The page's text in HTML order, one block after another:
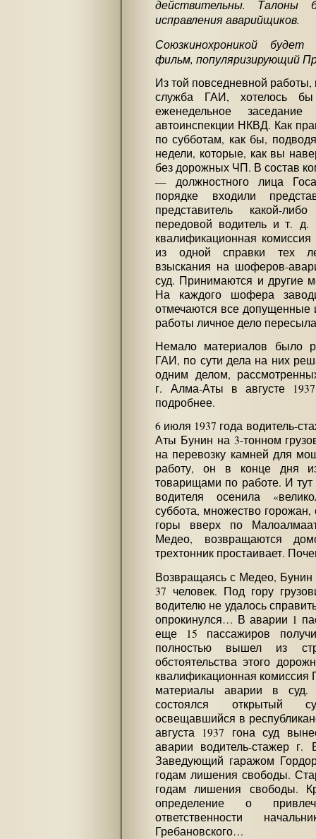
действительны. Талоны
исправления аварийщиков.
Союзкинохроникой
фильм, популяризирующий
Из той повседневной
служба ГАИ, хотелось
еженедельное заседание
автоинспекции НКВД. Как
по субботам, как бы,
недели, которые, как вы
без дорожных ЧП. В состав
— должностного лица
порядке входили
представитель какой-
передовой водитель и т.
квалификационная
из одной справки тех
взыскания на шоферов-
суд. Принимаются и другие
На каждого шофера
отмечаются все
работы личное дело
Немало материалов было
ГАИ, по сути дела на них
одним делом,
г. Алма-Аты в августе
подробнее.
6 июля 1937 года водитель-
Аты Бунин на 3-тонном
на перевозку камней для
работу, он в конце дня
товарищами по работе. И
водителя осенила
суббота, множество
горы вверх по
Медео, возвращаются
трехтонник простаивает.
Возвращаясь с Медео,
37 человек. Под гору
водителю не удалось
опрокинулся… В аварии 1
еще 15 пассажиров
полностью вышел из
обстоятельства этого
квалификационная
материалы аварии в суд.
состоялся открытый
освещавшийся в
августа 1937 гона суд
аварии водитель-стажер г.
Заведующий гаражом
годам лишения свободы.
годам лишения свободы.
определение о
ответственности
Гребановского…